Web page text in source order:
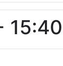
15:40